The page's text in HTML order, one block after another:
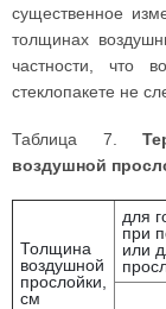
существенное
толщинах
частности, что
стеклопакете не
Таблица 7.
воздушной
Толщина
воздушной
прослойки,
см
для
при
или